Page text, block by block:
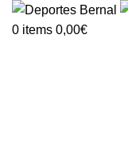
0 items 0,00€